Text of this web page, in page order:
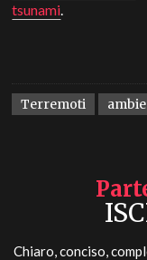
tsunami.
Terremoti
Chiaro, conciso,